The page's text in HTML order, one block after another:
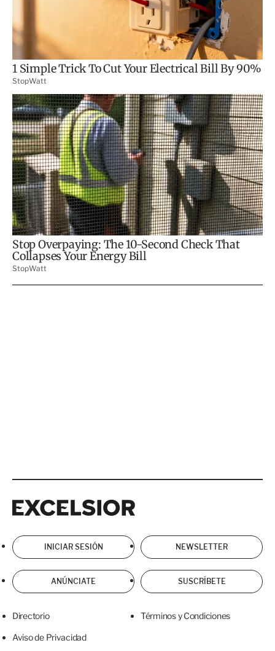
INICIAR SESIÓN NEWSLETTER
ANÚNCIATE SUSCRÍBETE
Directorio Términos y Condiciones
Aviso de Privacidad